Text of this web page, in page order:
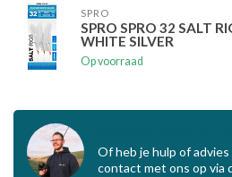
SPRO
SPRO SPRO 32 SALT
WHITE SILVER
Op voorraad
Of heb je hulp of
contact met ons op via